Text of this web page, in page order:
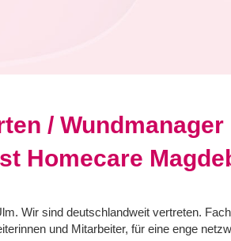
/
Homecare
Wir sind deutschlandweit vertreten.
und Mitarbeiter, für eine enge